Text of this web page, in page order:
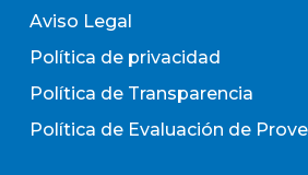
Aviso Legal
Política de privacidad
Política de Transparencia
Política de Evaluación de